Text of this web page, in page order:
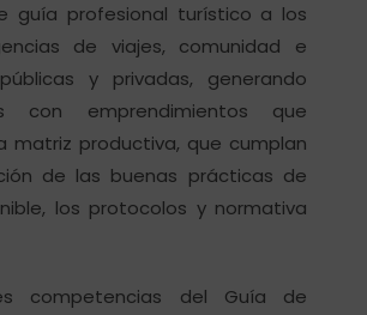
guía profesional turístico a los
de viajes, comunidad e
y privadas, generando
con emprendimientos que
matriz productiva, que cumplan
de las buenas prácticas de
los protocolos y normativa
competencias del Guía de